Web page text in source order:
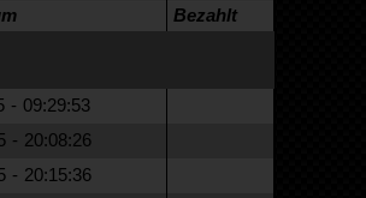
Bezahlt
- 09:29:53
- 20:08:26
- 20:15:36